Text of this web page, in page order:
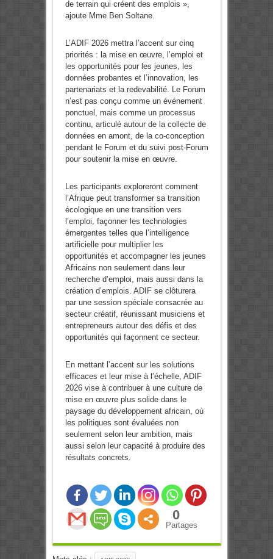
de terrain qui créent des emplois »,
ajoute Mme Ben Soltane.
L’ADIF 2026 mettra l’accent sur cinq
priorités : la mise en œuvre, l’emploi et
les opportunités pour les jeunes, les
données probantes et l’innovation, les
partenariats et la redevabilité. Le Forum
n’est pas conçu comme un événement
ponctuel, mais comme un processus
continu, articulé autour de la collecte de
données en amont, de la co-conception
pendant le Forum et du suivi post-Forum
pour soutenir la mise en œuvre.
Les participants exploreront comment
l’Afrique peut transformer sa transition
écologique en une transition vers
l’emploi, façonner les technologies
émergentes telles que l’intelligence
artificielle pour multiplier les
opportunités et accompagner les jeunes
Africains non seulement dans leur
recherche d’emploi, mais aussi dans la
création d’emplois. ADIF se clôturera
par une session spéciale consacrée au
secteur créatif, réunissant musiciens et
entrepreneurs autour des défis et des
opportunités qui façonnent ce secteur.
En mettant l’accent sur les solutions
efficaces et leur mise à l’échelle, ADIF
2026 vise à contribuer à une culture de
mise en œuvre plus solide dans le
paysage du développement africain, où
les politiques sont évaluées non
seulement selon leur ambition, mais
aussi selon leur capacité à produire des
résultats concrets.
0
Partages